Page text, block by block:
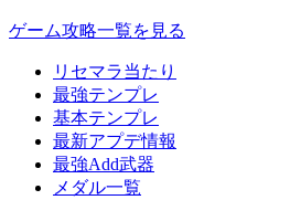
ゲーム攻略一覧を見る
リセマラ当たり
最強テンプレ
基本テンプレ
最新アプデ情報
最強Add武器
メダル一覧